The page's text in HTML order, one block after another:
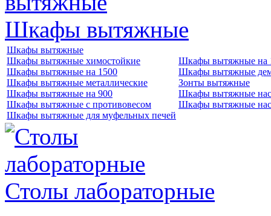
Шкафы вытяжные
Шкафы вытяжные
Шкафы вытяжные химостойкие
Шкафы вытяжные на 1500
Шкафы вытяжные металлические
Шкафы вытяжные на 900
Шкафы вытяжные с противовесом
Шкафы вытяжные для муфельных печей
Шкафы вытяжные на
Шкафы вытяжные
Зонты вытяжные
Шкафы вытяжные
Шкафы вытяжные
Столы лабораторные